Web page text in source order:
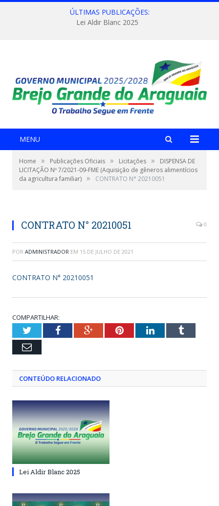
ÚLTIMAS PUBLICAÇÕES:
Lei Aldir Blanc 2025
MENU
Home » Publicações Oficiais » Licitações »
DISPENSA DE
LICITAÇÃO Nº 7/2021-09-FME (Aquisição de gêneros alimentícios
da agricultura familiar) » CONTRATO N° 20210051
CONTRATO N° 20210051 0
POR ADMINISTRADOR EM 15 DE JULHO DE 2021
CONTRATO N° 20210051
COMPARTILHAR:
TwitterFacebookGoogle+PinterestLinkedInTumblr
Email
CONTEÚDO RELACIONADO
Lei Aldir Blanc 2025